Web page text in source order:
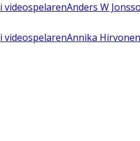
i videospelarenAnders W
i videospelarenAnnika Hirvonen